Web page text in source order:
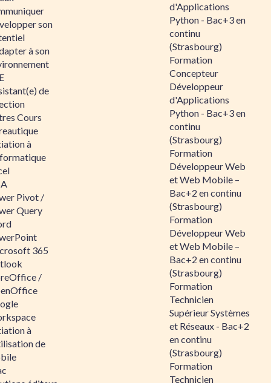
son
à son
de
Cours
à
Pivot /
Query
365
/
à
de
d'Applications
Python - Bac+3 en
continu
(Strasbourg)
Formation
Concepteur
Développeur
d'Applications
Python - Bac+3 en
continu
(Strasbourg)
Formation
Développeur Web
et Web Mobile –
Bac+2 en continu
(Strasbourg)
Formation
Développeur Web
et Web Mobile –
Bac+2 en continu
(Strasbourg)
Formation
Technicien
Supérieur Systèmes
et Réseaux - Bac+2
en continu
(Strasbourg)
Formation
Technicien